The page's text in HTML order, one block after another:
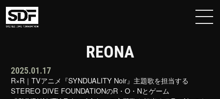
REONA
2025.01.17
R×R｜TVアニメ『SYNDUALITY Noir』主題歌を担当する
STEREO DIVE FOUNDATIONのR・O・Nとゲーム